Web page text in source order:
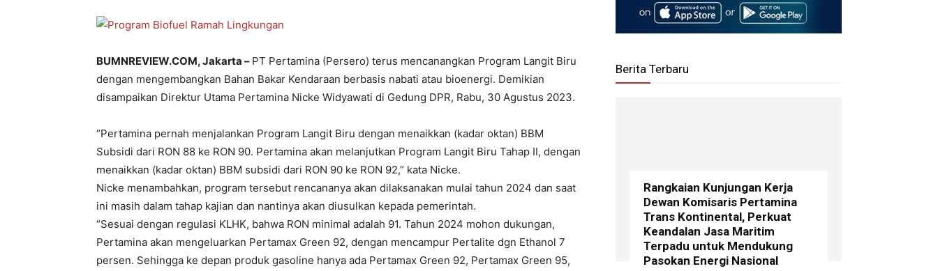
BUMNREVIEW.COM, Jakarta – PT Pertamina (Persero) terus mencanangkan Program Langit Biru
dengan mengembangkan Bahan Bakar Kendaraan berbasis nabati atau bioenergi. Demikian
disampaikan Direktur Utama Pertamina Nicke Widyawati di Gedung DPR, Rabu, 30 Agustus 2023.
“Pertamina pernah menjalankan Program Langit Biru dengan menaikkan (kadar oktan) BBM
Subsidi dari RON 88 ke RON 90. Pertamina akan melanjutkan Program Langit Biru Tahap II, dengan
menaikkan (kadar oktan) BBM subsidi dari RON 90 ke RON 92,” kata Nicke.
Nicke menambahkan, program tersebut rencananya akan dilaksanakan mulai tahun 2024 dan saat
ini masih dalam tahap kajian dan nantinya akan diusulkan kepada pemerintah.
“Sesuai dengan regulasi KLHK, bahwa RON minimal adalah 91. Tahun 2024 mohon dukungan,
Pertamina akan mengeluarkan Pertamax Green 92, dengan mencampur Pertalite dgn Ethanol 7
persen. Sehingga ke depan produk gasoline hanya ada Pertamax Green 92, Pertamax Green 95,
Berita Terbaru
Rangkaian Kunjungan Kerja
Dewan Komisaris Pertamina
Trans Kontinental, Perkuat
Keandalan Jasa Maritim
Terpadu untuk Mendukung
Pasokan Energi Nasional